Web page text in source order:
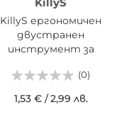
KillyS ергономичен
двустранен
инструмент за
(0)
1,53 €/2,99 лв.